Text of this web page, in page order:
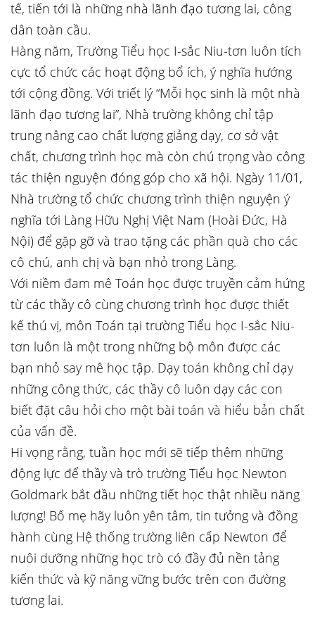
tế, tiến tới là những nhà lãnh đạo tương lai, công
dân toàn cầu.
Hàng năm, Trường Tiểu học I-sắc Niu-tơn luôn tích
cực tổ chức các hoạt động bổ ích, ý nghĩa hướng
tới cộng đồng. Với triết lý “Mỗi học sinh là một nhà
lãnh đạo tương lai”, Nhà trường không chỉ tập
trung nâng cao chất lượng giảng dạy, cơ sở vật
chất, chương trình học mà còn chú trọng vào công
tác thiện nguyện đóng góp cho xã hội. Ngày 11/01,
Nhà trường tổ chức chương trình thiện nguyện ý
nghĩa tới Làng Hữu Nghị Việt Nam (Hoài Đức, Hà
Nội) để gặp gỡ và trao tặng các phần quà cho các
cô chú, anh chị và bạn nhỏ trong Làng.
Với niềm đam mê Toán học được truyền cảm hứng
từ các thầy cô cùng chương trình học được thiết
kế thú vị, môn Toán tại trường Tiểu học I-sắc Niu-
tơn luôn là một trong những bộ môn được các
bạn nhỏ say mê học tập. Dạy toán không chỉ dạy
những công thức, các thầy cô luôn dạy các con
biết đặt câu hỏi cho một bài toán và hiểu bản chất
của vấn đề.
Hi vọng rằng, tuần học mới sẽ tiếp thêm những
động lực để thầy và trò trường Tiểu học Newton
Goldmark bắt đầu những tiết học thật nhiều năng
lượng! Bố mẹ hãy luôn yên tâm, tin tưởng và đồng
hành cùng Hệ thống trường liên cấp Newton để
nuôi dưỡng những học trò có đầy đủ nền tảng
kiến thức và kỹ năng vững bước trên con đường
tương lai.